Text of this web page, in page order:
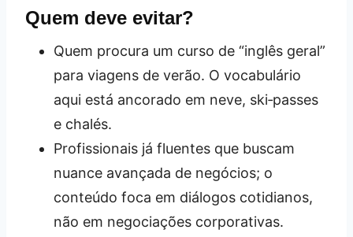
Quem deve evitar?
Quem procura um curso de “inglês geral”
para viagens de verão. O vocabulário
aqui está ancorado em neve, ski‑passes
e chalés.
Profissionais já fluentes que buscam
nuance avançada de negócios; o
conteúdo foca em diálogos cotidianos,
não em negociações corporativas.